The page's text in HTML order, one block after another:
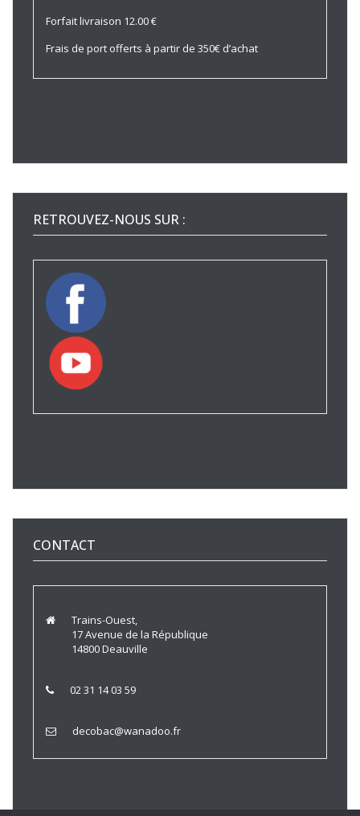
Forfait livraison 12.00 €
Frais de port offerts à partir de 350€ d’achat
RETROUVEZ-NOUS SUR :
CONTACT
Trains-Ouest,
17 Avenue de la République
14800 Deauville
02 31 14 03 59
decobac@wanadoo.fr